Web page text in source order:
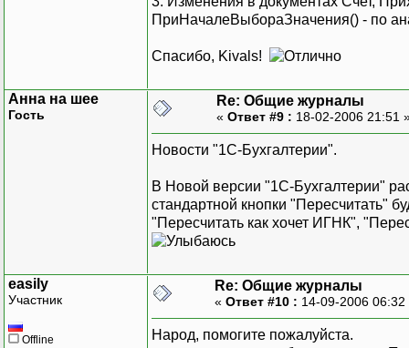
ПриНачалеВыбораЗначения() - по
Спасибо, Kivals!
Анна на шее
Гость
Re: Общие журналы
« Ответ #9 : 18-02-2006 21:51
Новости "1С-Бухгалтерии".
В Новой версии "1С-Бухгалтерии"
стандартной кнопки "Пересчитать"
"Пересчитать как хочет ИГНК",
easily
Участник
Offline
Re: Общие журналы
« Ответ #10 : 14-09-2006
Народ, помогите пожалуйста.